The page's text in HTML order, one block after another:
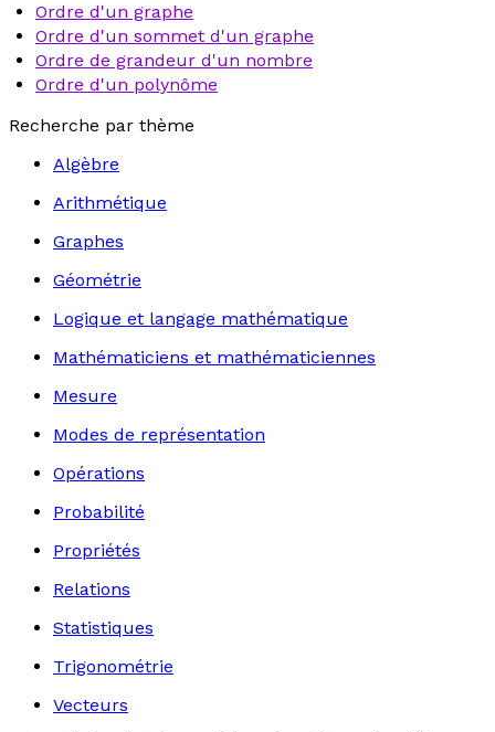
Ordre d'un graphe
Ordre d'un sommet d'un graphe
Ordre de grandeur d'un nombre
Ordre d'un polynôme
Recherche par thème
Algèbre
Arithmétique
Graphes
Géométrie
Logique et langage mathématique
Mathématiciens et mathématiciennes
Mesure
Modes de représentation
Opérations
Probabilité
Propriétés
Relations
Statistiques
Trigonométrie
Vecteurs